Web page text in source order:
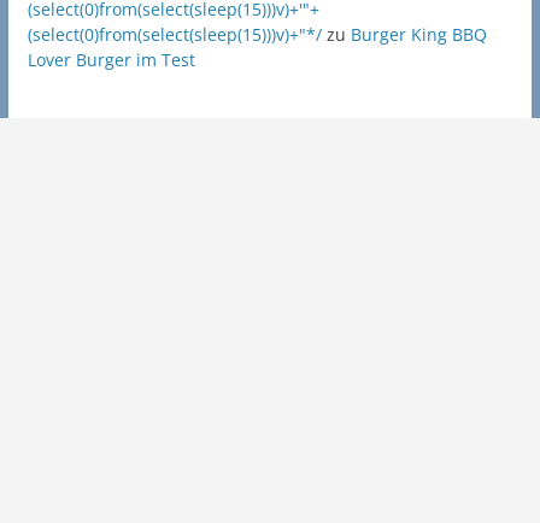
(select(0)from(select(sleep(15)))v)+'"+
(select(0)from(select(sleep(15)))v)+"*/zu Burger King BBQ
Lover Burger im Test